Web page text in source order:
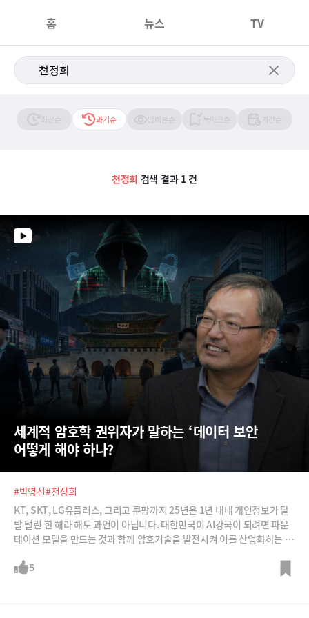
홈 뉴스 TV
과거순
천정희 검색 결과 1 건
세계적 암호학 권위자가 말하는 ‘데이터 보안
어떻게 해야 하나?
#박영선#천정희
KT, SKT, LG유플러스, 그리고 쿠팡까지 25년은 1년 내내 개인정보가 탈
탈 털린 한 해라 해도 과언이 아닙니다. 대한민국이 AI강국이 되려면 파운
데이션 모델을 만드는 것과 함께 암호기술을 발전시켜 이를 산업화하는 것
호의 세계적 권위자 천정희 서울대 교수로부터 데이터 보안 기술을 어떻게
5